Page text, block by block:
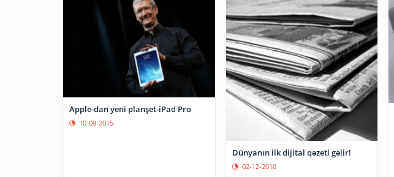
Apple-dan yeni planşet-iPad Pro
10-09-2015
Dünyanın ilk dijital qəzeti gəlir!
02-12-2010